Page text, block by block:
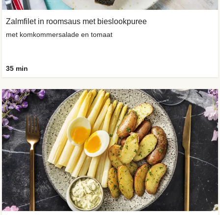
Zalmfilet in roomsaus met bieslookpuree
met komkommersalade en tomaat
35 min